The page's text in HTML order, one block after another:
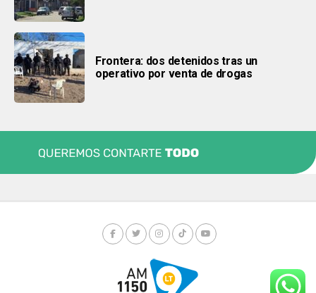
Frontera: dos detenidos tras un
operativo por venta de drogas